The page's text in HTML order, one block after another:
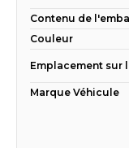
Contenu de
Couleur
Emplacement sur
Marque Véhicule